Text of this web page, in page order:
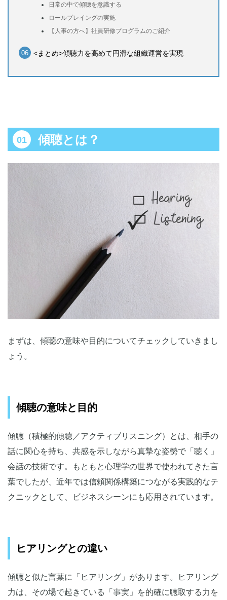
日常の中で傾聴を意識する
ロールプレイングの実施
【人事の方へ】社員研修プログラムのご紹介
<まとめ>傾聴力を高めて円滑な組織運営を実現
傾聴とは？
まずは、傾聴の意味や目的についてチェックしていきまし
ょう。
傾聴の意味と目的
傾聴（積極的傾聴／アクティブリスニング）とは、相手の
話に関心を持ち、共感を示しながら真摯な姿勢で「聴く」
会話の技術です。もともと心理学の世界で使われてきた言
葉でしたが、近年では信頼関係構築につながる実践的なテ
クニックとして、ビジネスシーンにも応用されています。
ヒアリングとの違い
傾聴と似た言葉に「ヒアリング」があります。ヒアリング
力は、その場で起きている「事実」を的確に聴取する力を